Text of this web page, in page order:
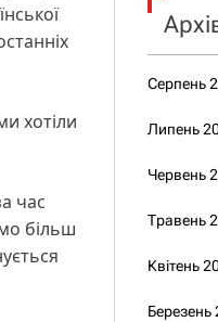
хотіли
час
більш
Серпень
Липень
Червень
Травень
Квітень
Березень